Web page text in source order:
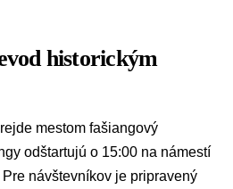
historickým
mestom fašiangový
odštartujú o 15:00 na námestí
návštevníkov je pripravený